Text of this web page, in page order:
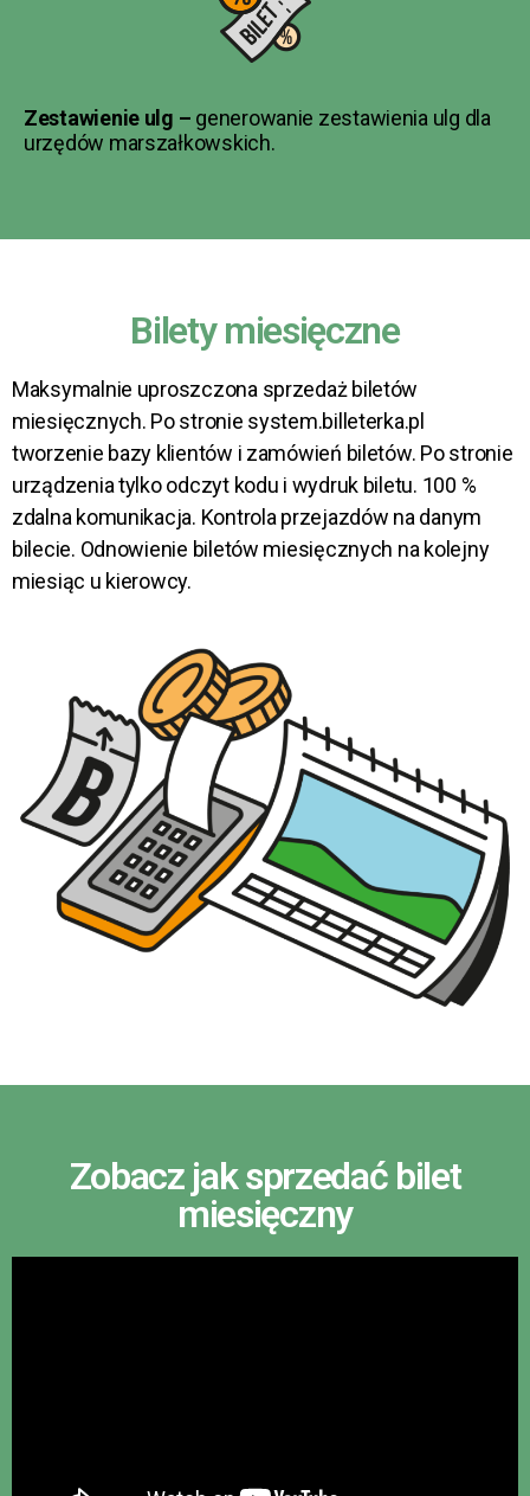
Zestawienie ulg – generowanie zestawienia ulg dla
urzędów marszałkowskich.
Bilety miesięczne
Maksymalnie uproszczona sprzedaż biletów
miesięcznych. Po stronie system.billeterka.pl
tworzenie bazy klientów i zamówień biletów. Po stronie
urządzenia tylko odczyt kodu i wydruk biletu. 100 %
zdalna komunikacja. Kontrola przejazdów na danym
bilecie. Odnowienie biletów miesięcznych na kolejny
miesiąc u kierowcy.
Zobacz jak sprzedać bilet
miesięczny